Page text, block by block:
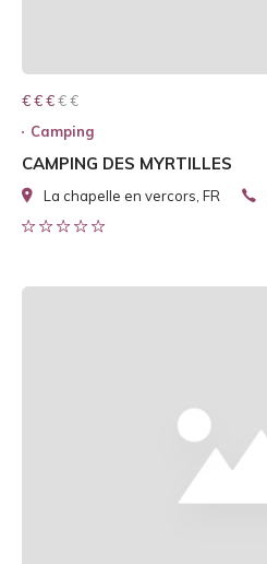
€ € € € €
€ € €
Camping
CAMPING DES MYRTILLES
La chapelle en vercors, FR